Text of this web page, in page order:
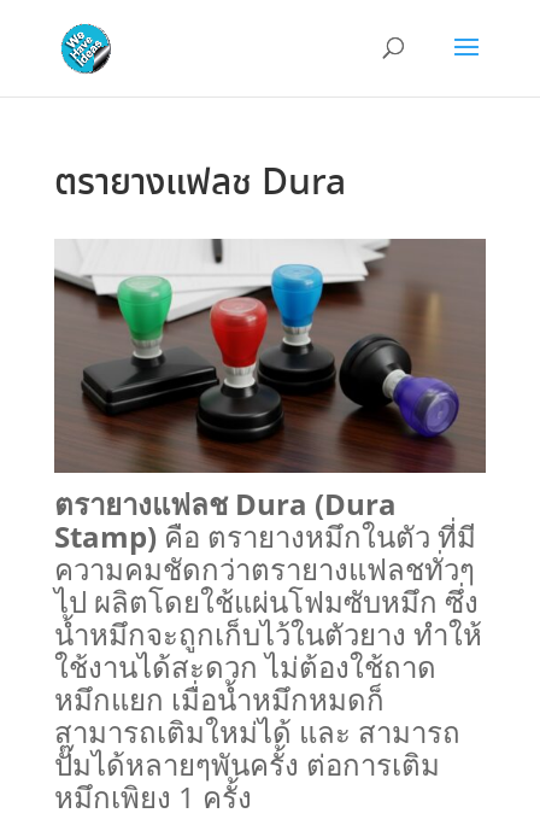
ตรายางแฟลช Dura
ตรายางแฟลช Dura (Dura
Stamp)คือ ตรายางหมึกในตัว ที่มี
ความคมชัดกว่าตรายางแฟลชทั่วๆ
ไป ผลิตโดยใช้แผ่นโฟมซับหมึก ซึ่ง
น้ำหมึกจะถูกเก็บไว้ในตัวยาง ทำให้
ใช้งานได้สะดวก ไม่ต้องใช้ถาด
หมึกแยก เมื่อน้ำหมึกหมดก็
สามารถเติมใหม่ได้ และ สามารถ
ปั๊มได้หลายๆพันครั้ง ต่อการเติม
หมึกเพิยง 1 ครั้ง